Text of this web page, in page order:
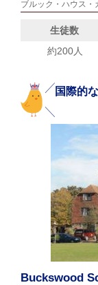
ブルック・ハウス・
生徒数
約200人
国際的
Buckswood